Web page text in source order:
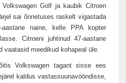
Golf ja kaubik Citroen
sai õnnetuses raskelt vigastada
aastane naine, kelle PPA kopter
Citroeni juhtinud 47-aastane
vaatasid meedikud kohapeal üle.
Volkswagen tagant sisse ees
kaldus vastassuunavööndisse,